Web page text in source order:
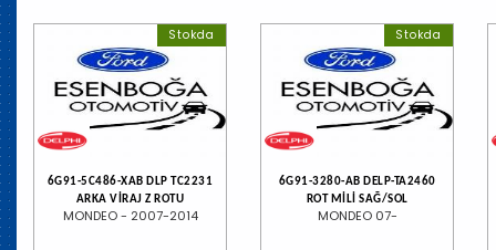
Stokda
6G91-5C486-XAB DLP TC2231
ARKA VİRAJ Z ROTU
MONDEO - 2007-2014
Stokda
6G91-3280-AB DELP-TA2460
ROT MİLİ SAĞ/SOL
MONDEO 07-